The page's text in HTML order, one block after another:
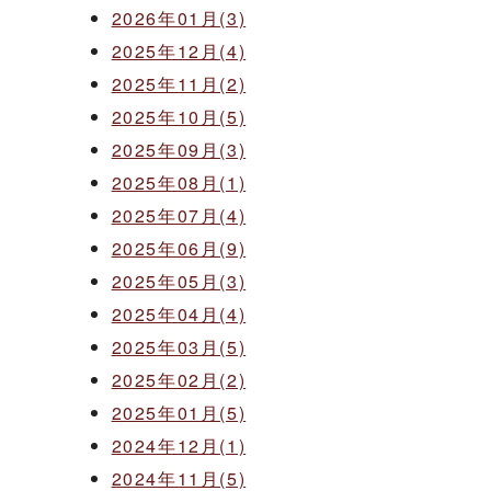
2026年01月(3)
2025年12月(4)
2025年11月(2)
2025年10月(5)
2025年09月(3)
2025年08月(1)
2025年07月(4)
2025年06月(9)
2025年05月(3)
2025年04月(4)
2025年03月(5)
2025年02月(2)
2025年01月(5)
2024年12月(1)
2024年11月(5)